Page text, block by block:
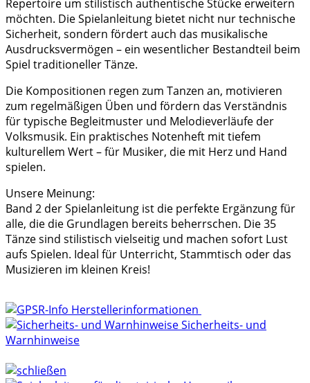
Repertoire um stilistisch authentische Stücke erweitern
möchten. Die Spielanleitung bietet nicht nur technische
Sicherheit, sondern fördert auch das musikalische
Ausdrucksvermögen – ein wesentlicher Bestandteil beim
Spiel traditioneller Tänze.
Die Kompositionen regen zum Tanzen an, motivieren
zum regelmäßigen Üben und fördern das Verständnis
für typische Begleitmuster und Melodieverläufe der
Volksmusik. Ein praktisches Notenheft mit tiefem
kulturellem Wert – für Musiker, die mit Herz und Hand
spielen.
Unsere Meinung:
Band 2 der Spielanleitung ist die perfekte Ergänzung für
alle, die die Grundlagen bereits beherrschen. Die 35
Tänze sind stilistisch vielseitig und machen sofort Lust
aufs Spielen. Ideal für Unterricht, Stammtisch oder das
Musizieren im kleinen Kreis!
Herstellerinformationen
Sicherheits- und
Warnhinweise